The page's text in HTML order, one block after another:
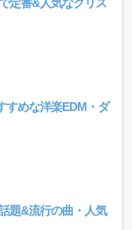
すめな洋楽EDM・ダ
題&流行の曲・人気